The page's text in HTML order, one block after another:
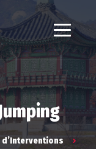
d’Interventions